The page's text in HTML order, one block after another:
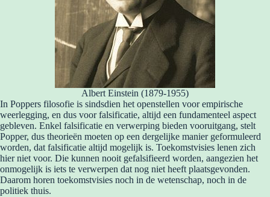
Albert Einstein (1879-1955)
In Poppers filosofie is sindsdien het openstellen voor empirische
weerlegging, en dus voor falsificatie, altijd een fundamenteel aspect
gebleven. Enkel falsificatie en verwerping bieden vooruitgang, stelt
Popper, dus theorieën moeten op een dergelijke manier geformuleerd
worden, dat falsificatie altijd mogelijk is. Toekomstvisies lenen zich
hier niet voor. Die kunnen nooit gefalsifieerd worden, aangezien het
onmogelijk is iets te verwerpen dat nog niet heeft plaatsgevonden.
Daarom horen toekomstvisies noch in de wetenschap, noch in de
politiek thuis.